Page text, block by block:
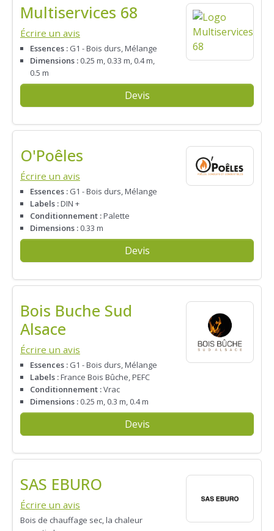
Multiservices 68
Écrire un avis
Essences : G1 - Bois durs, Mélange
Dimensions : 0.25 m, 0.33 m, 0.4 m,
0.5 m
Devis
O'Poêles
Écrire un avis
Essences : G1 - Bois durs, Mélange
Labels :DIN +
Conditionnement :Palette
Dimensions : 0.33 m
Devis
Bois Buche Sud
Alsace
Écrire un avis
Essences : G1 - Bois durs, Mélange
Labels :France Bois Bûche, PEFC
Conditionnement :Vrac
Dimensions : 0.25 m, 0.3 m, 0.4 m
Devis
SAS EBURO
Écrire un avis
Bois de chauffage sec, la chaleur